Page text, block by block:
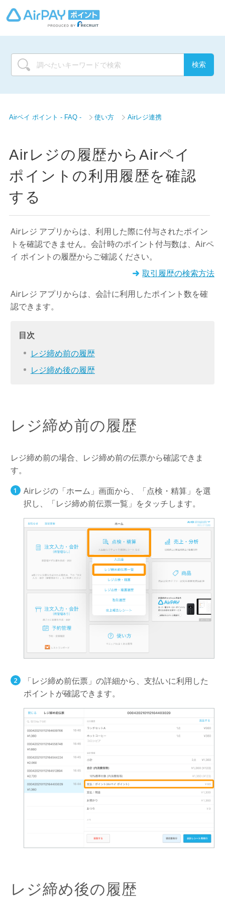
Airペイ ポイント - FAQ - 使い方 Airレジ連携
Airレジの履歴からAirペイ
ポイントの利用履歴を確認
する
Airレジ アプリからは、利用した際に付与されたポイン
トを確認できません。会計時のポイント付与数は、Airペ
イ ポイントの履歴からご確認ください。
取引履歴の検索方法
Airレジ アプリからは、会計に利用したポイント数を確
認できます。
目次
レジ締め前の履歴
レジ締め後の履歴
レジ締め前の履歴
レジ締め前の場合、レジ締め前の伝票から確認できま
す。
Airレジの「ホーム」画面から、「点検・精算」を選
択し、「レジ締め前伝票一覧」をタッチします。
「レジ締め前伝票」の詳細から、支払いに利用した
ポイントが確認できます。
レジ締め後の履歴